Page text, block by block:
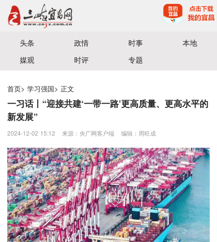
宜昌三峡融媒体中心主办
头条 政情 时事
本地
媒观
时评 专题
首页> 学习强国> 正文
一习话丨“迎接共建‘一带一路’更高质量、更高水平的
新发展”
2024-12-02 15:12 来源：央广网客户端 编辑：周旺成